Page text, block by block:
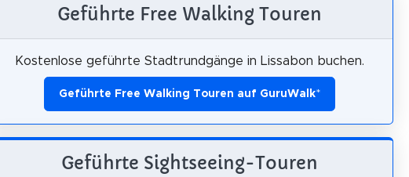
Geführte Free Walking Touren
Kostenlose geführte Stadtrundgänge in Lissabon buchen.
Geführte Free Walking Touren auf GuruWalk*
Geführte Sightseeing-Touren